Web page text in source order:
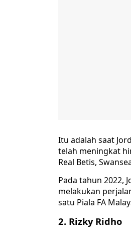
Itu adalah saat
telah meningkat
Real Betis,
Pada tahun 2022,
melakukan
satu Piala FA
2. Rizky Ridho